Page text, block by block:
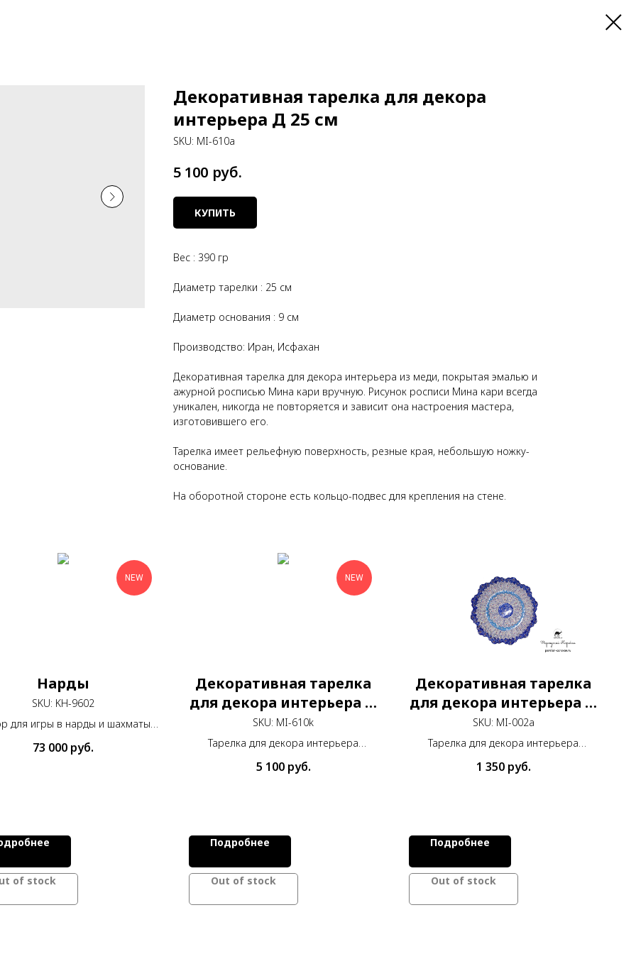
Декоративная тарелка для декора
интерьера Д 25 см
SKU: MI-610a
5 100 руб.
КУПИТЬ
Вес : 390 гр
Диаметр тарелки : 25 см
Диаметр основания : 9 см
Производство: Иран, Исфахан
Декоративная тарелка для декора интерьера из меди, покрытая эмалью и
ажурной росписью Мина кари вручную. Рисунок росписи Мина кари всегда
уникален, никогда не повторяется и зависит она настроения мастера,
изготовившего его.
Тарелка имеет рельефную поверхность, резные края, небольшую ножку-
основание.
На оборотной стороне есть кольцо-подвес для крепления на стене.
NEW
Нарды
SKU: KH-9602
для игры в нарды и шахматы
Хатам кари и дополнен
73 000 руб.
of stock
NEW
Декоративная тарелка
для декора интерьера Д
25 см
SKU: MI-610k
Тарелка для декора интерьера
вручную.
5 100 руб.
Подробнее
Out of stock
Декоративная тарелка
для декора интерьера Д
20 см
SKU: MI-002a
Тарелка для декора интерьера
вручную.
1 350 руб.
Подробнее
Out of stock